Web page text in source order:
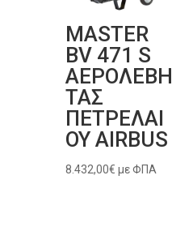
MASTER
BV 471 S
ΑΕΡΟΛΕΒΗ
ΤΑΣ
ΠΕΤΡΕΛΑΙ
ΟΥ AIRBUS
8.432,00€ με ΦΠΑ